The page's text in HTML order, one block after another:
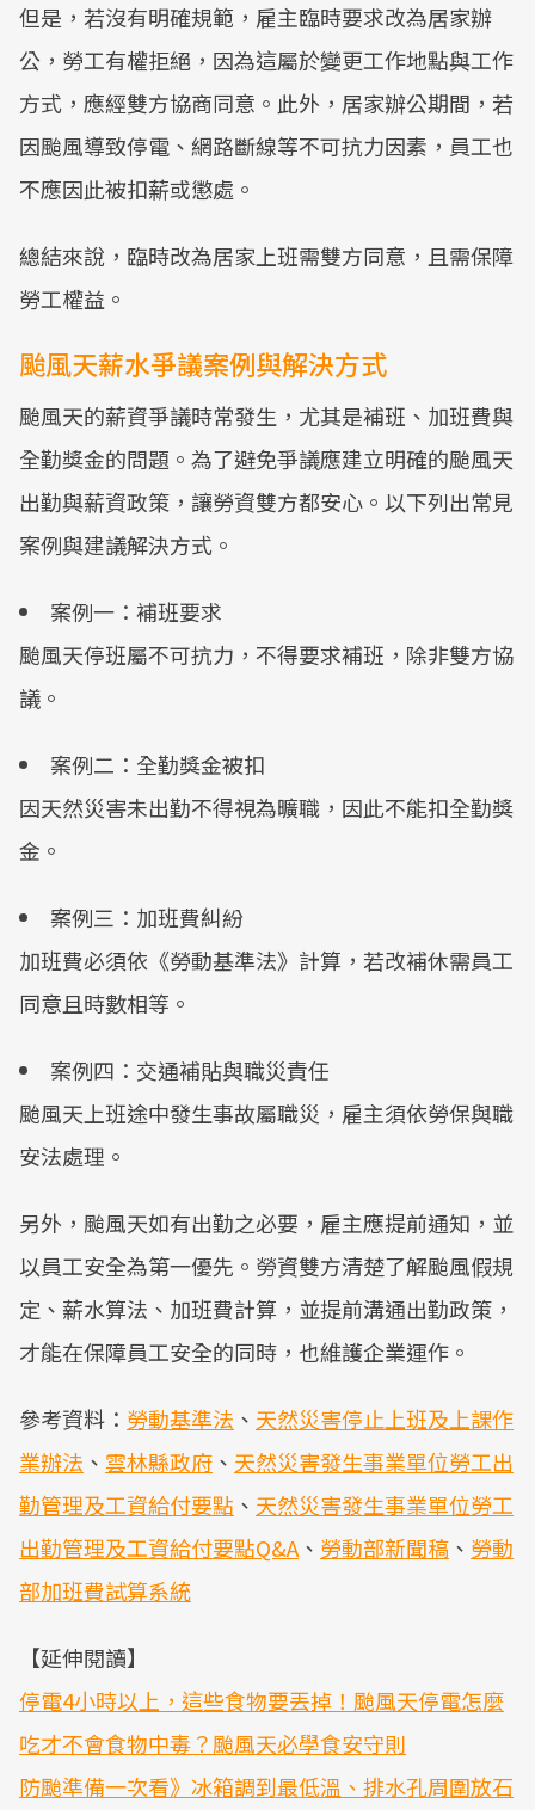
但是，若沒有明確規範，雇主臨時要求改為居家辦
公，勞工有權拒絕，因為這屬於變更工作地點與工作
方式，應經雙方協商同意。此外，居家辦公期間，若
因颱風導致停電、網路斷線等不可抗力因素，員工也
不應因此被扣薪或懲處。
總結來說，臨時改為居家上班需雙方同意，且需保障
勞工權益。
颱風天薪水爭議案例與解決方式
颱風天的薪資爭議時常發生，尤其是補班、加班費與
全勤獎金的問題。為了避免爭議應建立明確的颱風天
出勤與薪資政策，讓勞資雙方都安心。以下列出常見
案例與建議解決方式。
案例一：補班要求
颱風天停班屬不可抗力，不得要求補班，除非雙方協
議。
案例二：全勤獎金被扣
因天然災害未出勤不得視為曠職，因此不能扣全勤獎
金。
案例三：加班費糾紛
加班費必須依《勞動基準法》計算，若改補休需員工
同意且時數相等。
案例四：交通補貼與職災責任
颱風天上班途中發生事故屬職災，雇主須依勞保與職
安法處理。
另外，颱風天如有出勤之必要，雇主應提前通知，並
以員工安全為第一優先。勞資雙方清楚了解颱風假規
定、薪水算法、加班費計算，並提前溝通出勤政策，
才能在保障員工安全的同時，也維護企業運作。
參考資料： 勞動基準法 、 天然災害停止上班及上課作
業辦法 、 雲林縣政府 、 天然災害發生事業單位勞工出
勤管理及工資給付要點 、 天然災害發生事業單位勞工
出勤管理及工資給付要點Q&A 、 勞動部新聞稿 、 勞動
部加班費試算系統
【延伸閱讀】
停電4小時以上，這些食物要丟掉！颱風天停電怎麼
吃才不會食物中毒？颱風天必學食安守則
防颱準備一次看》冰箱調到最低溫、排水孔周圍放石